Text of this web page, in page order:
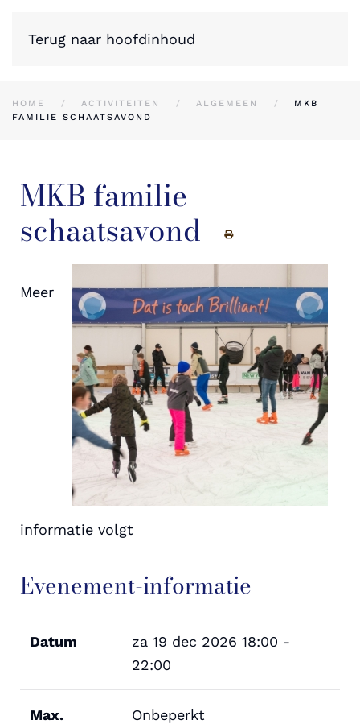
Terug naar hoofdinhoud
HOME ACTIVITEITEN ALGEMEEN
MKB
FAMILIE SCHAATSAVOND
MKB familie
schaatsavond
Meer
informatie volgt
Evenement-informatie
Datum za 19 dec 2026 18:00 -
22:00
Max.
Onbeperkt